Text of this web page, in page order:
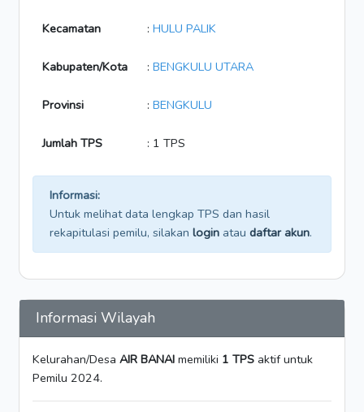
Kecamatan : HULU PALIK
Kabupaten/Kota : BENGKULU UTARA
Provinsi : BENGKULU
Jumlah TPS : 1 TPS
Informasi:
Untuk melihat data lengkap TPS dan hasil
rekapitulasi pemilu, silakan login atau daftar akun.
Informasi Wilayah
Kelurahan/Desa AIR BANAI memiliki 1 TPS aktif untuk
Pemilu 2024.